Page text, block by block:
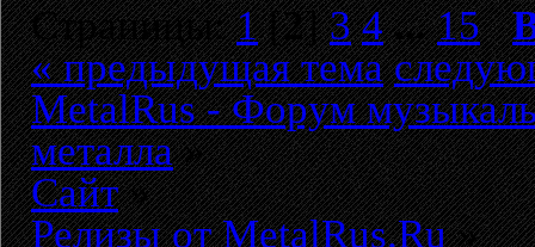
Страницы:1[2]3 4 ...15
« предыдущая тема
MetalRus - Форум
металла»
Сайт»
Релизы от MetalRus.Ru»